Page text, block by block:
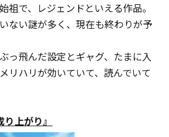
祖で、レジェンドといえる作品。
ない謎が多く、現在も終わりが予
っ飛んだ設定とギャグ、たまに入
リハリが効いていて、読んでいて
上がり』